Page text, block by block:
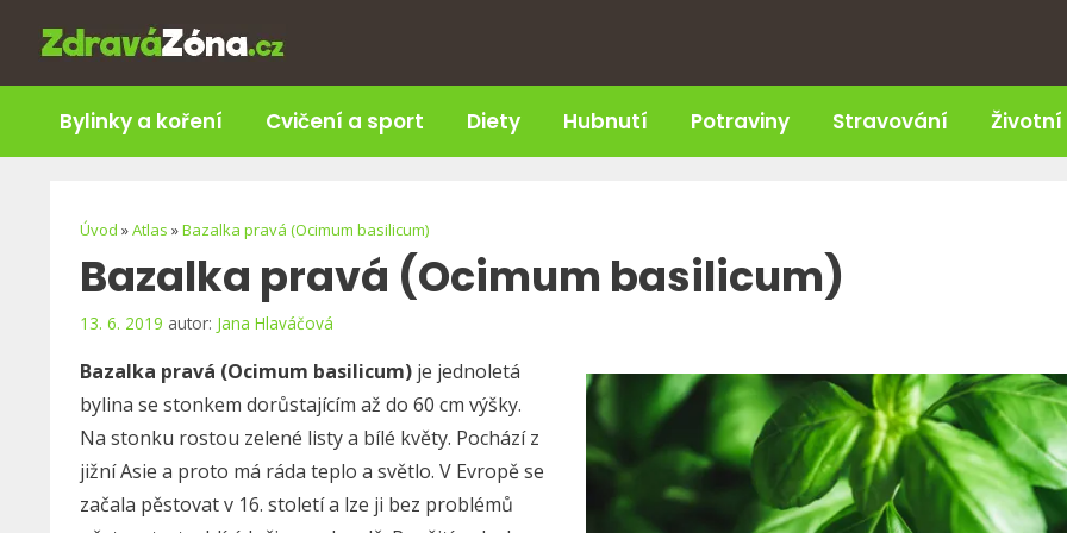
obsah
Bylinky a koření Cvičení a sport Diety Hubnutí Potraviny Stravování
Úvod »Atlas »Bazalka pravá (Ocimum basilicum)
Bazalka pravá (Ocimum basilicum)
13. 6. 2019 autor: Jana Hlaváčová
Bazalka pravá (Ocimum basilicum) je jednoletá
bylina se stonkem dorůstajícím až do 60 cm výšky.
Na stonku rostou zelené listy a bílé květy. Pochází z
jižní Asie a proto má ráda teplo a světlo. V Evropě se
začala pěstovat v 16. století a lze ji bez problémů